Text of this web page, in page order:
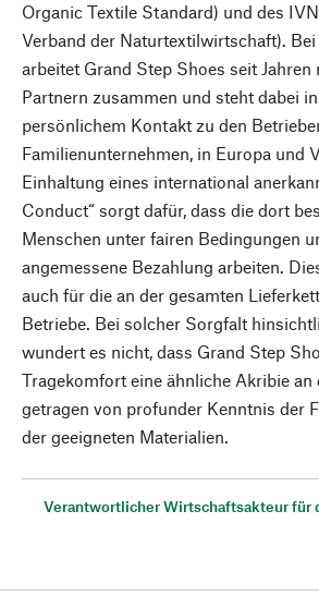
Organic Textile Standard) und des
Verband der Naturtextilwirtschaft).
arbeitet Grand Step Shoes seit Jahren
Partnern zusammen und steht dabei
persönlichem Kontakt zu den
Familienunternehmen, in Europa und
Einhaltung eines international
Conduct“ sorgt dafür, dass die dort
Menschen unter fairen Bedingungen
angemessene Bezahlung arbeiten.
auch für die an der gesamten
Betriebe. Bei solcher Sorgfalt
wundert es nicht, dass Grand Step
Tragekomfort eine ähnliche Akribie an
getragen von profunder Kenntnis der
der geeigneten Materialien.
Verantwortlicher Wirtschaftsakteur für